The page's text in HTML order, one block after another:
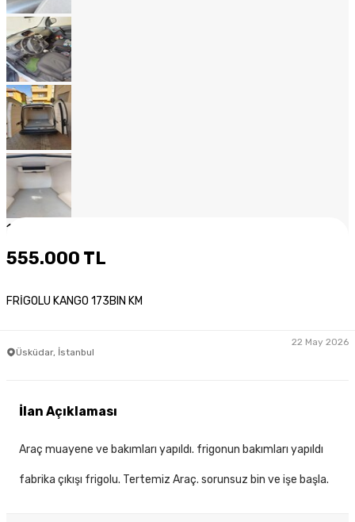
1
555.000 TL
FRİGOLU KANGO 173BIN KM
Üsküdar, İstanbul
22 May 2026
İlan Açıklaması
Araç muayene ve bakımları yapıldı. frigonun bakımları yapıldı
fabrika çıkışı frigolu. Tertemiz Araç. sorunsuz bin ve işe başla.